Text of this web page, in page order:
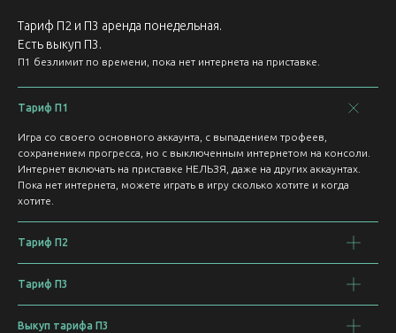
Тариф П2 и П3 аренда понедельная.
Есть выкуп П3.
П1 безлимит по времени, пока нет интернета на приставке.
Тариф П1
Игра со своего основного аккаунта, с выпадением трофеев,
сохранением прогресса, но с выключенным интернетом на консоли.
Интернет включать на приставке НЕЛЬЗЯ, даже на других аккаунтах.
Пока нет интернета, можете играть в игру сколько хотите и когда
хотите.
Тариф П2
Тариф П3
Выкуп тарифа П3